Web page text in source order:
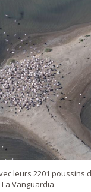
leurs 2201 poussins
Vanguardia